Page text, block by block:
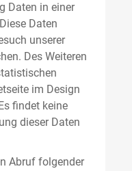
Daten in einer
Daten
unserer
Des Weiteren
im Design
findet keine
dieser Daten
Abruf folgender